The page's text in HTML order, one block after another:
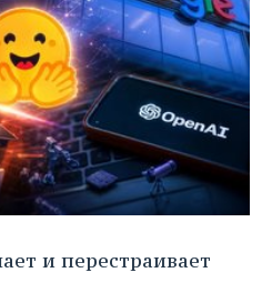
и перестраивает